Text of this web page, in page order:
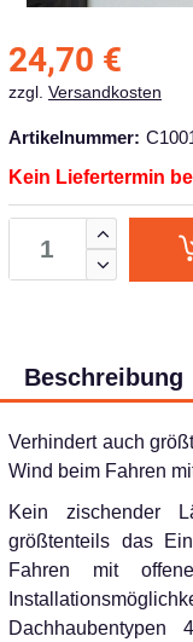
24,70 €
zzgl. Versandkosten
Artikelnummer:
Kein Liefertermin
Beschreibung
Verhindert auch
Wind beim Fahren
Kein zischender
größtenteils das
Fahren mit